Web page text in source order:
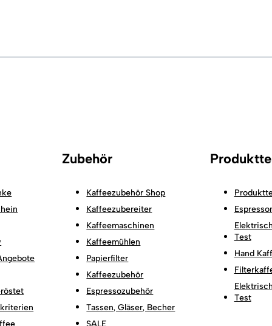
Zubehör
Kaffeezubehör Shop
Kaffeezubereiter
Kaffeemaschinen
Kaffeemühlen
Papierfilter
Kaffeezubehör
Espressozubehör
Tassen, Gläser, Becher
SALE
Test
Hand
Test